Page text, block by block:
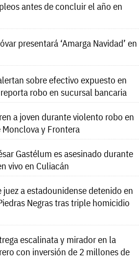
antes de concluir el año en
presentará ‘Amarga Navidad’ en
sobre efectivo expuesto en
robo en sucursal bancaria
a joven durante violento robo en
y Frontera
Gastélum es asesinado durante
vivo en Culiacán
juez a estadounidense detenido en
Negras tras triple homicidio
escalinata y mirador en la
con inversión de 2 millones de